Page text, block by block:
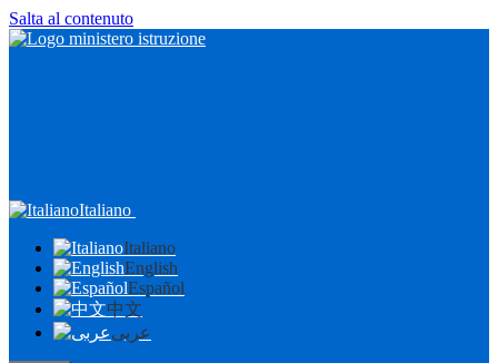
Salta al contenuto
Italiano
Italiano
English
Español
中文
عربى